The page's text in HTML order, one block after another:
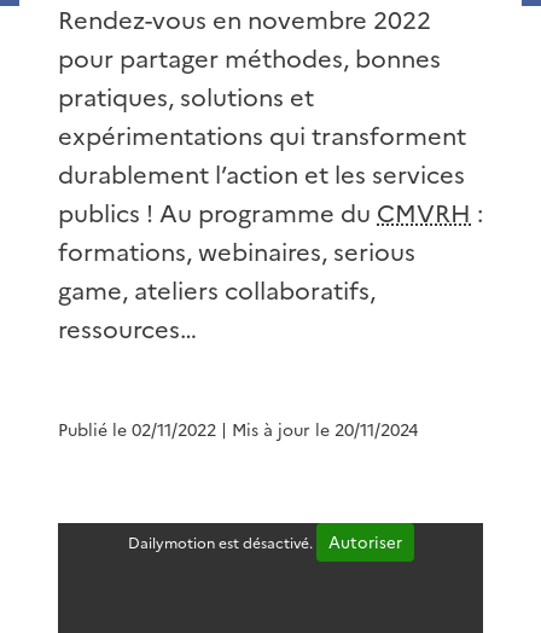
Rendez-vous en novembre 2022
pour partager méthodes, bonnes
pratiques, solutions et
expérimentations qui transforment
durablement l’action et les services
publics ! Au programme du CMVRH :
formations, webinaires, serious
game, ateliers collaboratifs,
ressources…
Publié le 02/11/2022 | Mis à jour le 20/11/2024
Dailymotion est désactivé. Autoriser